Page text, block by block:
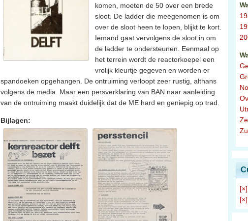
komen, moeten de 50 over een brede
sloot. De ladder die meegenomen is om
over de sloot heen te lopen, blijkt te kort.
Iemand gaat vervolgens de sloot in om
de ladder te ondersteunen. Eenmaal op
het terrein wordt de reactorkoepel een
vrolijk kleurtje gegeven en worden er
spandoeken opgehangen. De ontruiming verloopt zeer rustig, althans
volgens de media. Maar een persverklaring van BAN naar aanleiding
van de ontruiming maakt duidelijk dat de ME hard en geniepig op trad.
Bijlagen:
[×]
[×]